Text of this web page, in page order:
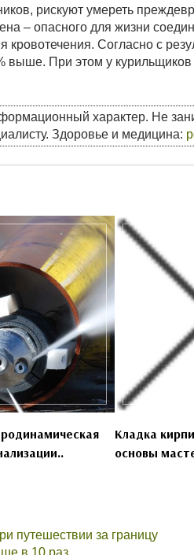
рискуют умереть
– опасного для жизни
Согласно с
выше. При этом у курильщиков
характер. Не
Здоровье и медицина:
Кладка
основы
путешествии за границу
в 10 раз